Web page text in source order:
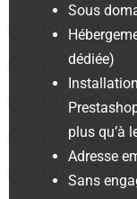
Sous
dédiée)
plus qu’à
Adresse
Sans